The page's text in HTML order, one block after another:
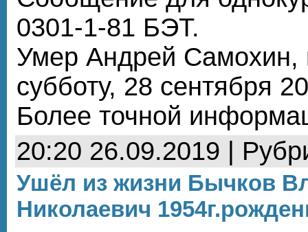
0301-1-81 БЭТ.
Умер Андрей Самохин,
субботу, 28 сентября
Более точной
20:20 26.09.2019 |
Ушёл из жизни Бычков
Николаевич